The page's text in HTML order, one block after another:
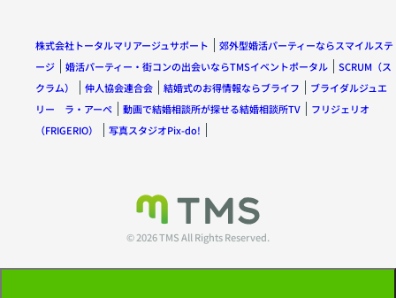
株式会社トータルマリアージュサポート
郊外型婚活パーティーならスマイルステ
ージ
婚活パーティー・街コンの出会いならTMSイベントポータル
SCRUM（ス
クラム）
仲人協会連合会 結婚式のお得情報ならブライフ
ブライダルジュエ
リー ラ・アーペ
動画で結婚相談所が探せる結婚相談所TV
フリジェリオ
（FRIGERIO）
写真スタジオPix-do!
© 2026 TMS All Rights Reserved.